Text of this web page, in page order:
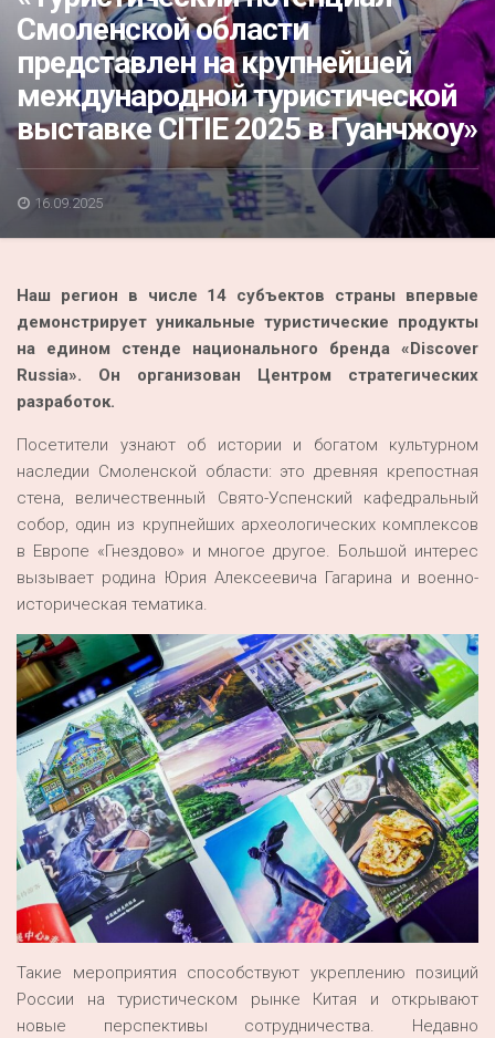
Акция
К 70-летию районного Дома культуры
Конкурс
Люди родного края
Национальные проекты
Перепись — 2020
Смоленской области
представлен на крупнейшей
международной туристической
выставке CITIE 2025 в Гуанчжоу»
16.09.2025
Наш регион в числе 14 субъектов страны впервые
демонстрирует уникальные туристические продукты
на едином стенде национального бренда «Discover
Russia». Он организован Центром стратегических
разработок.
Посетители узнают об истории и богатом культурном
наследии Смоленской области: это древняя крепостная
стена, величественный Свято-Успенский кафедральный
собор, один из крупнейших археологических комплексов
в Европе «Гнездово» и многое другое. Большой интерес
вызывает родина Юрия Алексеевича Гагарина и военно-
историческая тематика.
Такие мероприятия способствуют укреплению позиций
России на туристическом рынке Китая и открывают
новые перспективы сотрудничества. Недавно